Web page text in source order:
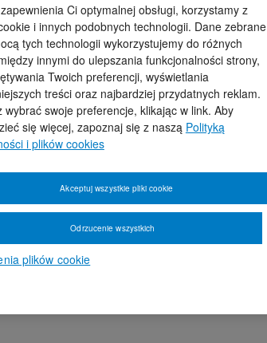
Ci optymalnej obsługi, korzystamy z
i innych podobnych technologii. Dane zebrane
tych technologii wykorzystujemy do różnych
innymi do ulepszania funkcjonalności strony,
Twoich preferencji, wyświetlania
treści oraz najbardziej przydatnych reklam.
wybrać swoje preferencje, klikając w link. Aby
się więcej, zapoznaj się z naszą Polityką
i plików cookies
plików cookie
Odrzucenie wszystkich
Akceptuj wszystkie pliki cookie